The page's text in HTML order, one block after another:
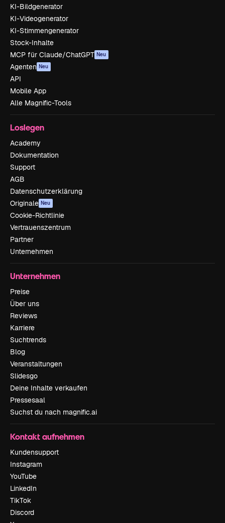
KI-Bildgenerator
KI-Videogenerator
KI-Stimmengenerator
Stock-Inhalte
MCP für Claude/ChatGPT Neu
Agenten Neu
API
Mobile App
Alle Magnific-Tools
Loslegen
Academy
Dokumentation
Support
AGB
Datenschutzerklärung
Originale Neu
Cookie-Richtlinie
Vertrauenszentrum
Partner
Unternehmen
Unternehmen
Preise
Über uns
Reviews
Karriere
Suchtrends
Blog
Veranstaltungen
Slidesgo
Deine Inhalte verkaufen
Pressesaal
Suchst du nach magnific.ai
Kontakt aufnehmen
Kundensupport
Instagram
YouTube
LinkedIn
TikTok
Discord